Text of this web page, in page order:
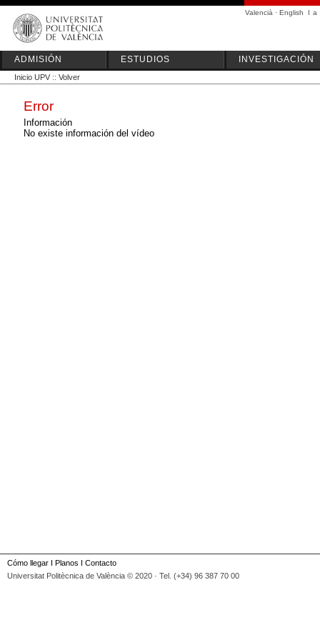
Valencià · English I a
ADMISIÓN ESTUDIOS INVESTIGACIÓN
Inicio UPV :: Volver
Error
Información
No existe información del vídeo
Cómo llegar I Planos I Contacto
Universitat Politècnica de València © 2020 · Tel. (+34) 96 387 70 00